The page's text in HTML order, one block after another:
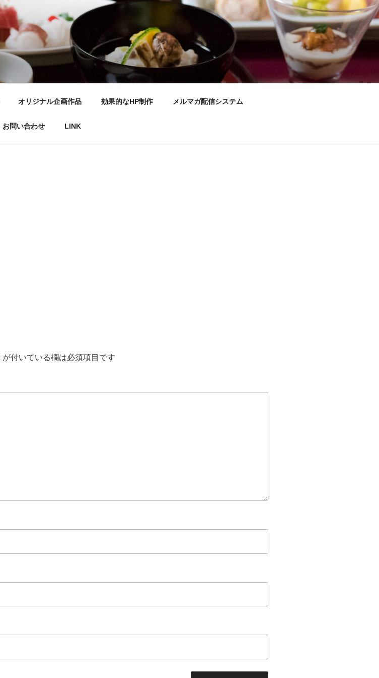
オリジナル企画作品 効果的なHP制作 メルマガ配信システム
お問い合わせ LINK
が付いている欄は必須項目です